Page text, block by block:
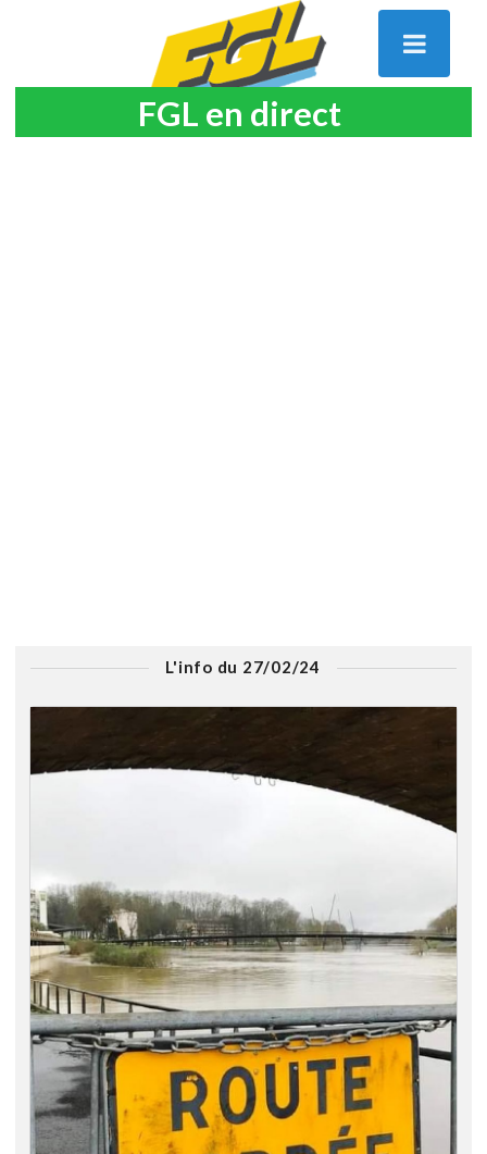
FGL en direct
L'info du 27/02/24